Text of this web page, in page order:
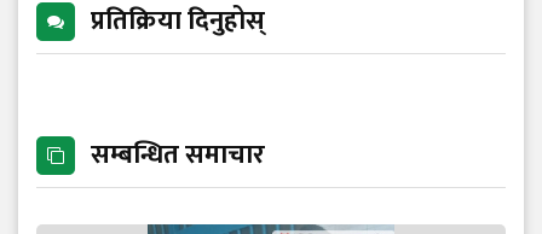
प्रतिक्रिया दिनुहोस्
सम्बन्धित समाचार